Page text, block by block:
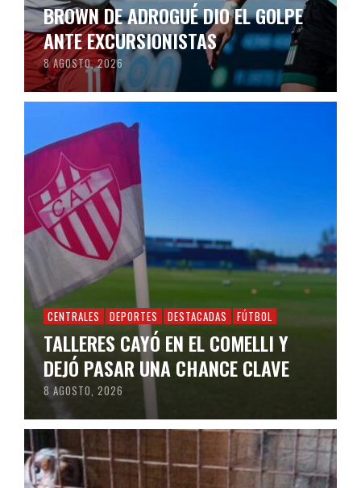
BROWN DE ADROGUÉ DIO EL GOLPE
ANTE EXCURSIONISTAS
8 AGOSTO, 2026
CENTRALES DEPORTES DESTACADAS FÚTBOL
TALLERES CAYÓ EN EL COMELLI Y
DEJÓ PASAR UNA CHANCE CLAVE
8 AGOSTO, 2026